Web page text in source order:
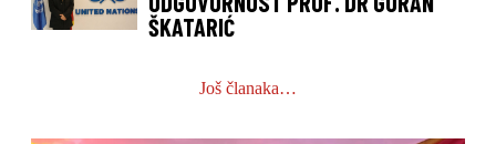
ŠKATARIĆ
Još članaka…